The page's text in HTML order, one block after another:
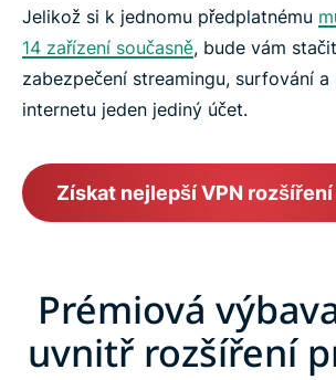
Jelikož si k jednomu předplatnému
14 zařízení současně, bude vám
zabezpečení streamingu, surfování a
internetu jeden jediný účet.
Získat nejlepší VPN rozšíření
Prémiová
uvnitř rozšíření